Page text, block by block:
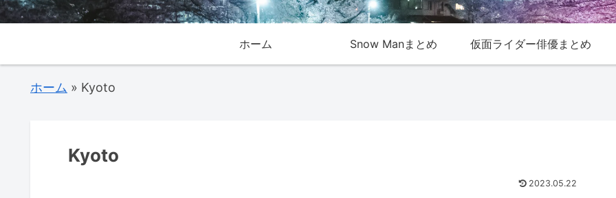
ホーム Snow Manまとめ 仮面ライダー俳優まとめ
ホーム » Kyoto
Kyoto
2023.05.22